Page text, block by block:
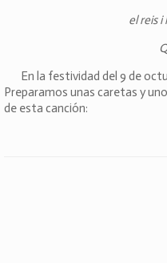
el reis i
En la festividad del 9 de
Preparamos unas caretas y
de esta canción: